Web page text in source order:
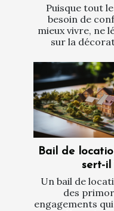
Puisque tout
besoin de
mieux vivre, ne
sur la
Bail de
sert-il
Un bail de
des
engagements